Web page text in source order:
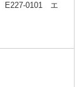
E227-0101 エ